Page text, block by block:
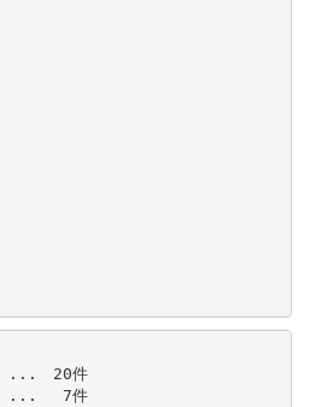
...　20件
）...　 7件